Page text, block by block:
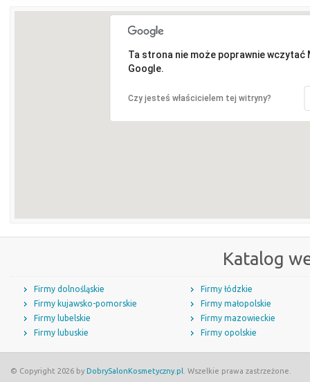
Ta strona nie może poprawnie wczytać
Google.
Czy jesteś właścicielem tej witryny?
Katalog
Firmy dolnośląskie
Firmy kujawsko-pomorskie
Firmy lubelskie
Firmy lubuskie
Firmy łódzkie
Firmy małopolskie
Firmy mazowieckie
Firmy opolskie
© Copyright 2026 by DobrySalonKosmetyczny.pl . Wszelkie prawa zastrzeżone.